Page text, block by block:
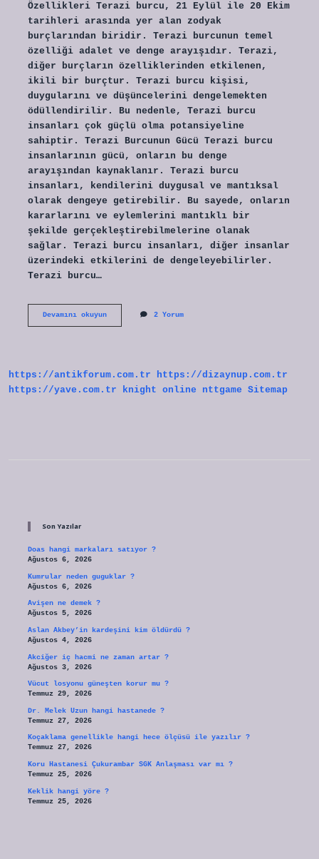
Özellikleri Terazi burcu, 21 Eylül ile 20 Ekim
tarihleri arasında yer alan zodyak
burçlarından biridir. Terazi burcunun temel
özelliği adalet ve denge arayışıdır. Terazi,
diğer burçların özelliklerinden etkilenen,
ikili bir burçtur. Terazi burcu kişisi,
duygularını ve düşüncelerini dengelemekten
ödüllendirilir. Bu nedenle, Terazi burcu
insanları çok güçlü olma potansiyeline
sahiptir. Terazi Burcunun Gücü Terazi burcu
insanlarının gücü, onların bu denge
arayışından kaynaklanır. Terazi burcu
insanları, kendilerini duygusal ve mantıksal
olarak dengeye getirebilir. Bu sayede, onların
kararlarını ve eylemlerini mantıklı bir
şekilde gerçekleştirebilmelerine olanak
sağlar. Terazi burcu insanları, diğer insanlar
üzerindeki etkilerini de dengeleyebilirler.
Terazi burcu…
Devamını okuyunTerazi
2 Yorum
https://antikforum.com.tr
https://dizaynup.com.tr
https://yave.com.tr
knight online nttgame Sitemap
Son Yazılar
Doas hangi markaları satıyor ?
Ağustos 6, 2026
Kumrular neden guguklar ?
Ağustos 6, 2026
Avişen ne demek ?
Ağustos 5, 2026
Aslan Akbey’in kardeşini kim öldürdü ?
Ağustos 4, 2026
Akciğer iç hacmi ne zaman artar ?
Ağustos 3, 2026
Vücut losyonu güneşten korur mu ?
Temmuz 29, 2026
Dr. Melek Uzun hangi hastanede ?
Temmuz 27, 2026
Koçaklama genellikle hangi hece ölçüsü ile yazılır ?
Temmuz 27, 2026
Koru Hastanesi Çukurambar SGK Anlaşması var mı ?
Temmuz 25, 2026
Keklik hangi yöre ?
Temmuz 25, 2026